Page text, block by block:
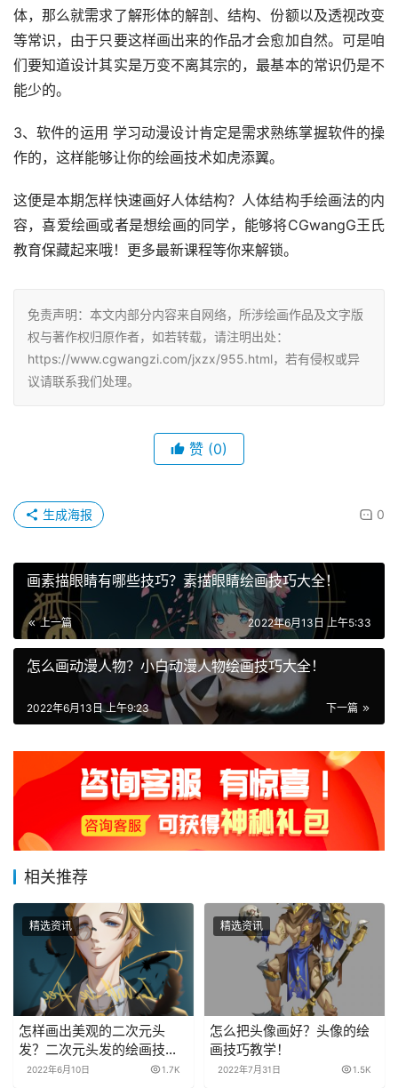
体，那么就需求了解形体的解剖、结构、份额以及透视改变
等常识，由于只要这样画出来的作品才会愈加自然。可是咱
们要知道设计其实是万变不离其宗的，最基本的常识仍是不
能少的。
3、软件的运用 学习动漫设计肯定是需求熟练掌握软件的操
作的，这样能够让你的绘画技术如虎添翼。
这便是本期怎样快速画好人体结构？人体结构手绘画法的内
容，喜爱绘画或者是想绘画的同学，能够将CGwangG王氏
教育保藏起来哦！更多最新课程等你来解锁。
免责声明：本文内部分内容来自网络，所涉绘画作品及文字版
权与著作权归原作者，如若转载，请注明出处：
https://www.cgwangzi.com/jxzx/955.html，若有侵权或异
议请联系我们处理。
赞 (0)
0
生成海报
画素描眼睛有哪些技巧？素描眼睛绘画技巧大全！
上一篇 2022年6月13日 上午5:33
怎么画动漫人物？小白动漫人物绘画技巧大全！
下一篇
2022年6月13日 上午9:23
相关推荐
精选资讯
怎样画出美观的二次元头
发？二次元头发的绘画技巧
教程！
2022年6月10日 1.7K
精选资讯
怎么把头像画好？头像的绘
画技巧教学！
2022年7月31日 1.5K